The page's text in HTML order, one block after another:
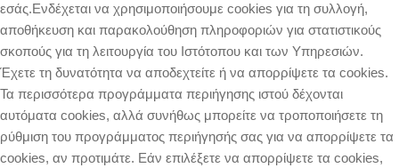
εσάς.Ενδέχεται να χρησιμοποιήσουμε cookies για τη συλλογή,
αποθήκευση και παρακολούθηση πληροφοριών για στατιστικούς
σκοπούς για τη λειτουργία του Ιστότοπου και των Υπηρεσιών.
Έχετε τη δυνατότητα να αποδεχτείτε ή να απορρίψετε τα cookies.
Τα περισσότερα προγράμματα περιήγησης ιστού δέχονται
αυτόματα cookies, αλλά συνήθως μπορείτε να τροποποιήσετε τη
ρύθμιση του προγράμματος περιήγησής σας για να απορρίψετε τα
cookies, αν προτιμάτε. Εάν επιλέξετε να απορρίψετε τα cookies,